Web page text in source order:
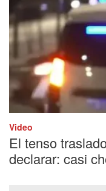
Video
El tenso
declarar: casi